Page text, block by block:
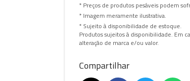
* Preços de produtos pesáveis podem
* Imagem meramente ilustrativa.
* Sujeito à disponibilidade de estoque.
Produtos sujeitos à disponibilidade. Em
alteração de marca e/ou valor.
Compartilhar